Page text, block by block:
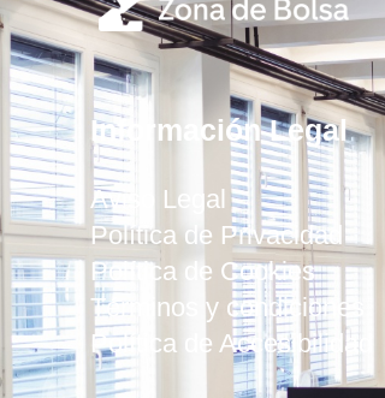
Información Legal
Aviso Legal
Política de Privacidad
Política de Cookies
Términos y condiciones
Política de Accesibilidad